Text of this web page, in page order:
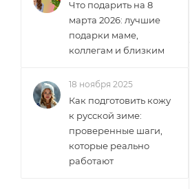
Что подарить на 8
марта 2026: лучшие
подарки маме,
коллегам и близким
18 ноября 2025
Как подготовить кожу
к русской зиме:
проверенные шаги,
которые реально
работают